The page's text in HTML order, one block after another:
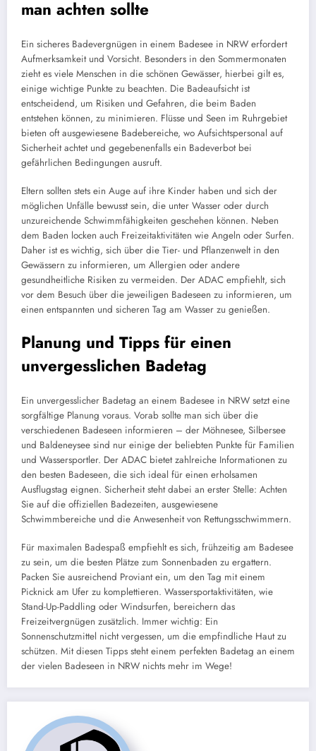
man achten sollte
Ein sicheres Badevergnügen in einem Badesee in NRW erfordert
Aufmerksamkeit und Vorsicht. Besonders in den Sommermonaten
zieht es viele Menschen in die schönen Gewässer, hierbei gilt es,
einige wichtige Punkte zu beachten. Die Badeaufsicht ist
entscheidend, um Risiken und Gefahren, die beim Baden
entstehen können, zu minimieren. Flüsse und Seen im Ruhrgebiet
bieten oft ausgewiesene Badebereiche, wo Aufsichtspersonal auf
Sicherheit achtet und gegebenenfalls ein Badeverbot bei
gefährlichen Bedingungen ausruft.
Eltern sollten stets ein Auge auf ihre Kinder haben und sich der
möglichen Unfälle bewusst sein, die unter Wasser oder durch
unzureichende Schwimmfähigkeiten geschehen können. Neben
dem Baden locken auch Freizeitaktivitäten wie Angeln oder Surfen.
Daher ist es wichtig, sich über die Tier- und Pflanzenwelt in den
Gewässern zu informieren, um Allergien oder andere
gesundheitliche Risiken zu vermeiden. Der ADAC empfiehlt, sich
vor dem Besuch über die jeweiligen Badeseen zu informieren, um
einen entspannten und sicheren Tag am Wasser zu genießen.
Planung und Tipps für einen
unvergesslichen Badetag
Ein unvergesslicher Badetag an einem Badesee in NRW setzt eine
sorgfältige Planung voraus. Vorab sollte man sich über die
verschiedenen Badeseen informieren – der Möhnesee, Silbersee
und Baldeneysee sind nur einige der beliebten Punkte für Familien
und Wassersportler. Der ADAC bietet zahlreiche Informationen zu
den besten Badeseen, die sich ideal für einen erholsamen
Ausflugstag eignen. Sicherheit steht dabei an erster Stelle: Achten
Sie auf die offiziellen Badezeiten, ausgewiesene
Schwimmbereiche und die Anwesenheit von Rettungsschwimmern.
Für maximalen Badespaß empfiehlt es sich, frühzeitig am Badesee
zu sein, um die besten Plätze zum Sonnenbaden zu ergattern.
Packen Sie ausreichend Proviant ein, um den Tag mit einem
Picknick am Ufer zu komplettieren. Wassersportaktivitäten, wie
Stand-Up-Paddling oder Windsurfen, bereichern das
Freizeitvergnügen zusätzlich. Immer wichtig: Ein
Sonnenschutzmittel nicht vergessen, um die empfindliche Haut zu
schützen. Mit diesen Tipps steht einem perfekten Badetag an einem
der vielen Badeseen in NRW nichts mehr im Wege!